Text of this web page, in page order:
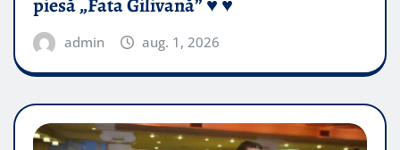
piesă „Fata Gilivană” ♥️ ♥️
admin aug. 1, 2026